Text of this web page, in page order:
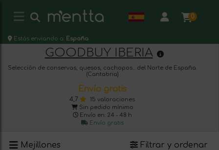
0
Estás enviando a: España
GOODBUY IBERIA
Selección de conservas, quesos, cachopos... del Norte de España.
(Cantabria)
Envío gratis
4,7
15 valoraciones
Sin pedido mínimo
Envío en: 24 - 48 h
Envío gratis
Mejillones Filtrar y ordenar